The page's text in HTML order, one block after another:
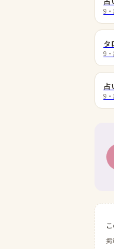
9
タ
9
占
9
掲